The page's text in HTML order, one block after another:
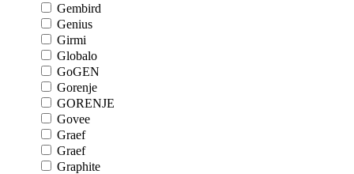
Gembird
Genius
Girmi
Globalo
GoGEN
Gorenje
GORENJE
Govee
Graef
Graef
Graphite